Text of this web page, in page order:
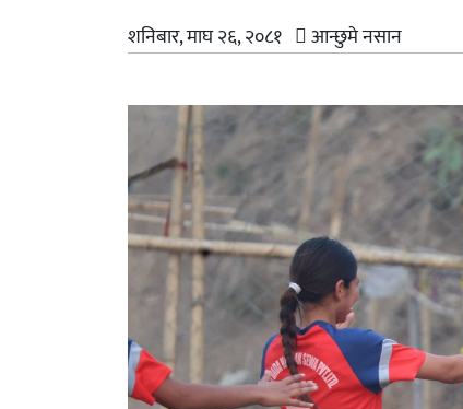
शनिबार, माघ २६, २०८१ आन्छुमे नसान